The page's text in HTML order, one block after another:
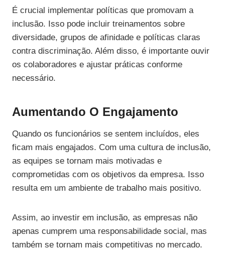
É crucial implementar políticas que promovam a
inclusão. Isso pode incluir treinamentos sobre
diversidade, grupos de afinidade e políticas claras
contra discriminação. Além disso, é importante ouvir
os colaboradores e ajustar práticas conforme
necessário.
Aumentando O Engajamento
Quando os funcionários se sentem incluídos, eles
ficam mais engajados. Com uma cultura de inclusão,
as equipes se tornam mais motivadas e
comprometidas com os objetivos da empresa. Isso
resulta em um ambiente de trabalho mais positivo.
Assim, ao investir em inclusão, as empresas não
apenas cumprem uma responsabilidade social, mas
também se tornam mais competitivas no mercado.